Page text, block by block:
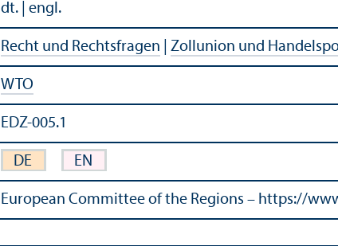
dt. | engl.
Recht und Rechtsfragen Zollunion und
WTO
EDZ-005.1
DE EN
European Committee of the Regions – https://